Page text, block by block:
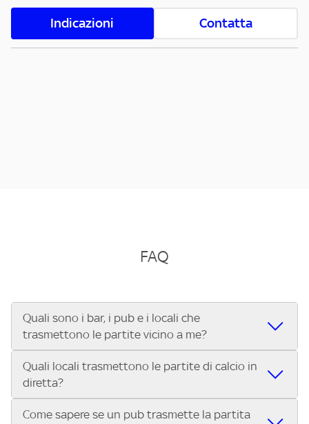
Indicazioni Contatta
FAQ
Quali sono i bar, i pub e i locali che
trasmettono le partite vicino a me?
Se cerchi un bar, pub, ristorante o locale vicino a te per
vedere le partite di Serie A ENILIVE, la Serie C Sky Wifi, la
UEFA Champions League, la UEFA Europa League, la UEFA
Conference League, il Tennis, la Formula 1®, la MotoGP™ e
Quali locali trasmettono le partite di calcio in
diretta?
Vuoi sapere quali bar, pub o ristoranti mostrano le partite
Come sapere se un pub trasmette la partita